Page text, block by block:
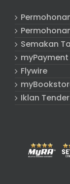
Semakan
myPayment
Flywire
Iklan